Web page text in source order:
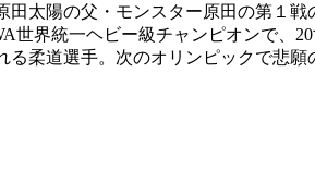
太陽の父・モンスター原田の第１
界統一ヘビー級チャンピオンで、
柔道選手。次のオリンピックで悲